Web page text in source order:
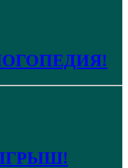
ЛОГОПЕДИЯ!